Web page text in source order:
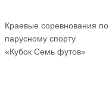
Краевые соревнования по
парусному спорту
«Кубок Семь футов»